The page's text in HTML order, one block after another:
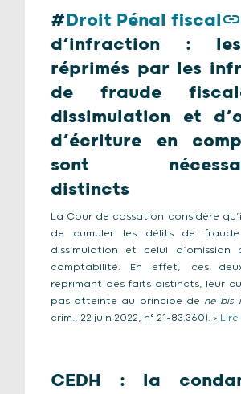
#Droit Pénal fiscal
d’infraction :
réprimés par les
de fraude
dissimulation et
d’écriture en
sont
distincts
La Cour de cassation considère
de cumuler les délits de
dissimulation et celui d’omission
comptabilité. En effet, ces
réprimant des faits distincts, leur
pas atteinte au principe de ne bis
crim., 22 juin 2022, n° 21-83.360). >
CEDH : la